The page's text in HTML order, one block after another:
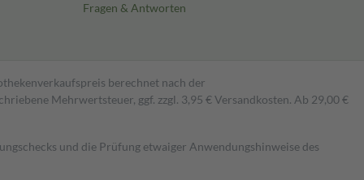
Fragen & Antworten
berechnet nach der
Mehrwertsteuer, ggf. zzgl. 3,95 € Versandkosten. Ab 29,00 €
und die Prüfung etwaiger Anwendungshinweise des